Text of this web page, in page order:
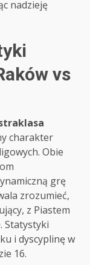
nadzieję
vs
charakter
Obie
grę
zrozumieć,
z Piastem
Statystyki
i dyscyplinę w
16.